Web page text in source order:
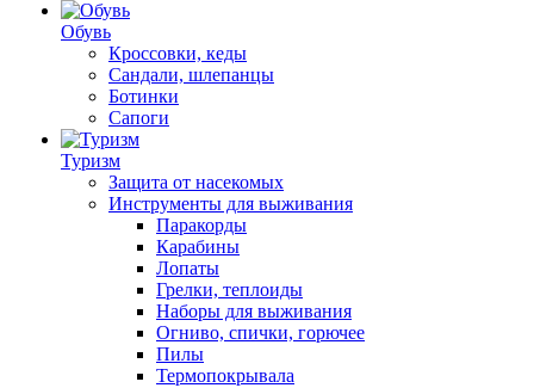
Обувь
Кроссовки, кеды
Сандали, шлепанцы
Ботинки
Сапоги
Туризм
Защита от насекомых
Инструменты для выживания
Паракорды
Карабины
Лопаты
Грелки, теплоиды
Наборы для выживания
Огниво, спички, горючее
Пилы
Термопокрывала